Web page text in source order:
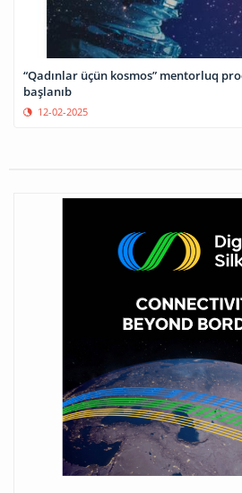
“Qadınlar üçün kosmos” mentorluq
başlanıb
12-02-2025